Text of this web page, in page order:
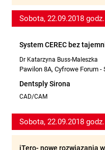
Sobota, 22.09.2018
System CEREC bez
Dr Katarzyna Buss-Maleszka
Pawilon 8A, Cyfrowe Forum -
Dentsply Sirona
CAD/CAM
Sobota, 22.09.2018
iTero- nowe rozwiązania